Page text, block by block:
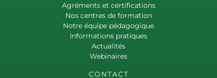
Agréments et certifications
Nos centres de formation
Notre équipe pédagogique
Informations pratiques
Actualités
Webinaires
CONTACT